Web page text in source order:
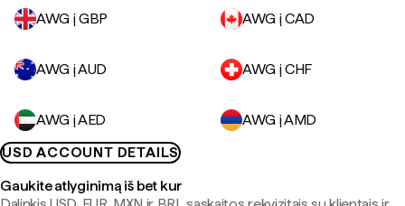
AWG į GBP AWG į CAD
AWG į AUD AWG į CHF
AWG į AED
AWG į AMD
USD ACCOUNT DETAILS
Gaukite atlyginimą iš bet kur